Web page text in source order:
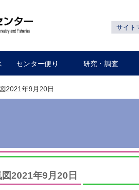
サイト
センター便り 研究・調査
2021年9月20日
2021年9月20日